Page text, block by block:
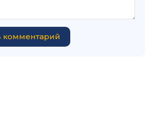
комментарий